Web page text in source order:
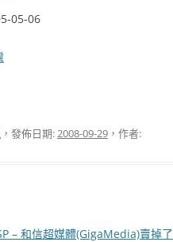
05-06
，發佈日期: 2008-09-29 ，作者:
– 和信超媒體(GigaMedia)賣掉了